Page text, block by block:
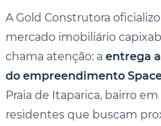
A Gold Construtora
mercado imobiliário
chama atenção: a entrega
do empreendimento Space
Praia de Itaparica, bairro
residentes que buscam